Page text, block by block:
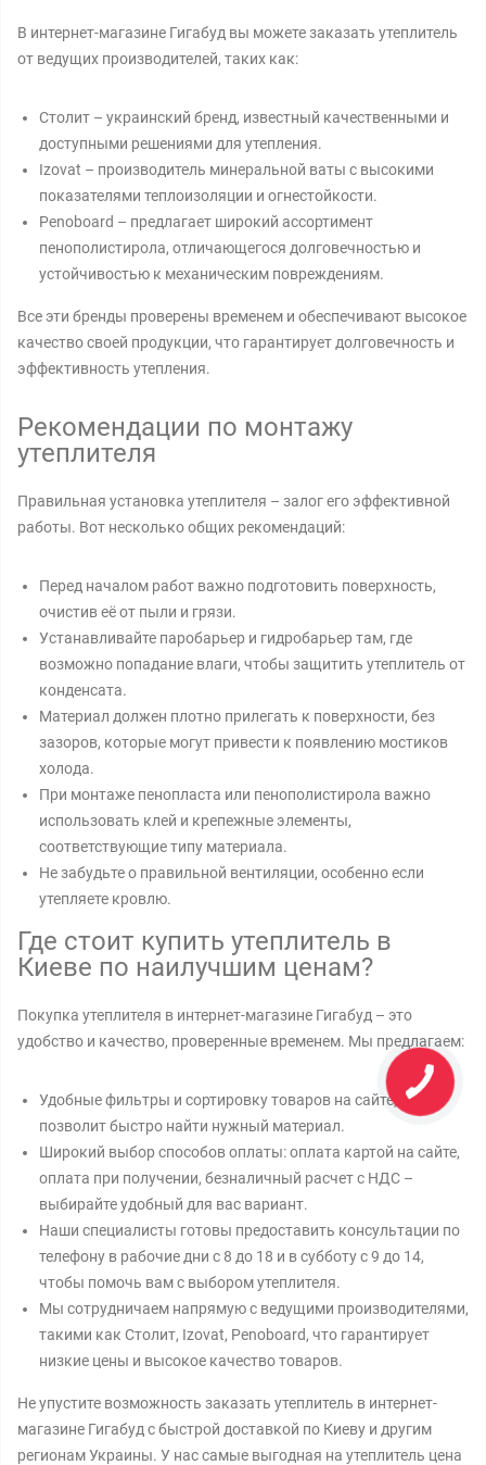
В интернет-магазине Гигабуд вы можете заказать утеплитель
от ведущих производителей, таких как:
Столит – украинский бренд, известный качественными и
доступными решениями для утепления.
Izovat – производитель минеральной ваты с высокими
показателями теплоизоляции и огнестойкости.
Penoboard – предлагает широкий ассортимент
пенополистирола, отличающегося долговечностью и
устойчивостью к механическим повреждениям.
Все эти бренды проверены временем и обеспечивают высокое
качество своей продукции, что гарантирует долговечность и
эффективность утепления.
Рекомендации по монтажу
утеплителя
Правильная установка утеплителя – залог его эффективной
работы. Вот несколько общих рекомендаций:
Перед началом работ важно подготовить поверхность,
очистив её от пыли и грязи.
Устанавливайте паробарьер и гидробарьер там, где
возможно попадание влаги, чтобы защитить утеплитель от
конденсата.
Материал должен плотно прилегать к поверхности, без
зазоров, которые могут привести к появлению мостиков
холода.
При монтаже пенопласта или пенополистирола важно
использовать клей и крепежные элементы,
соответствующие типу материала.
Не забудьте о правильной вентиляции, особенно если
утепляете кровлю.
Где стоит купить утеплитель в
Киеве по наилучшим ценам?
Покупка утеплителя в интернет-магазине Гигабуд – это
удобство и качество, проверенные временем. Мы предлагаем:
Удобные фильтры и сортировку товаров на сайте, что
позволит быстро найти нужный материал.
Широкий выбор способов оплаты: оплата картой на сайте,
оплата при получении, безналичный расчет с НДС –
выбирайте удобный для вас вариант.
Наши специалисты готовы предоставить консультации по
телефону в рабочие дни с 8 до 18 и в субботу с 9 до 14,
чтобы помочь вам с выбором утеплителя.
Мы сотрудничаем напрямую с ведущими производителями,
такими как Столит, Izovat, Penoboard, что гарантирует
низкие цены и высокое качество товаров.
Не упустите возможность заказать утеплитель в интернет-
магазине Гигабуд с быстрой доставкой по Киеву и другим
регионам Украины. У нас самые выгодная на утеплитель цена